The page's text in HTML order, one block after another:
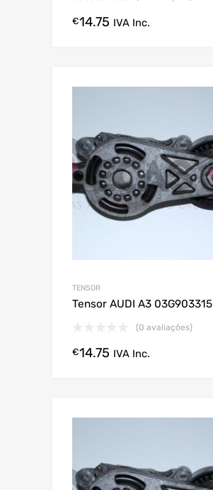
€14.75 IVA Inc.
TENSOR
Tensor AUDI A3 03G903315
(0 avaliações)
€14.75 IVA Inc.